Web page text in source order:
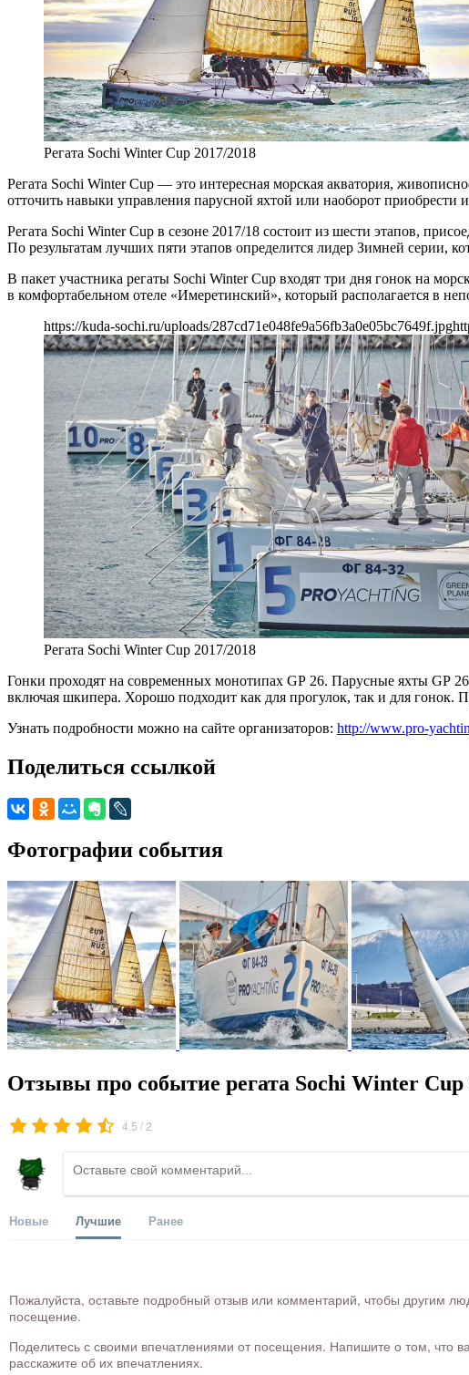
Регата Sochi Winter Cup 2017/2018
Регата Sochi Winter Cup — это интересная морская акватория,
отточить навыки управления парусной яхтой или наоборот приобрести
Регата Sochi Winter Cup в сезоне 2017/18 состоит из шести этапов,
По результатам лучших пяти этапов определится лидер Зимней серии,
В пакет участника регаты Sochi Winter Cup входят три дня гонок на
в комфортабельном отеле «Имеретинский», который располагается в
https://kuda-sochi.ru/uploads/287cd71e048fe9a56fb3a0e05bc7649f.jpg
Регата Sochi Winter Cup 2017/2018
Гонки проходят на современных монотипах GP 26. Парусные яхты GP
включая шкипера. Хорошо подходит как для прогулок, так и для гонок.
Узнать подробности можно на сайте организаторов: http://www.pro-
Поделиться ссылкой
Фотографии события
Отзывы про событие регата Sochi Winter Cup
4.5 /2
Новые Лучшие Ранее
Пожалуйста, оставьте подробный отзыв или комментарий, чтобы другим
посещение.
Поделитесь с своими впечатлениями от посещения. Напишите о том, что
расскажите об их впечатлениях.